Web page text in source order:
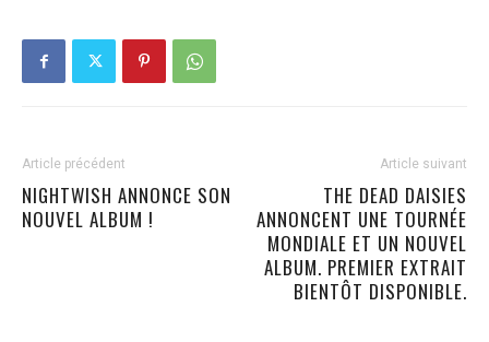
Article précédent
NIGHTWISH ANNONCE SON
NOUVEL ALBUM !
Article suivant
THE DEAD DAISIES
ANNONCENT UNE TOURNÉE
MONDIALE ET UN NOUVEL
ALBUM. PREMIER EXTRAIT
BIENTÔT DISPONIBLE.